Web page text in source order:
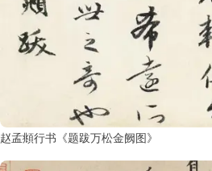
赵孟頫行书《题跋万松金阙图》